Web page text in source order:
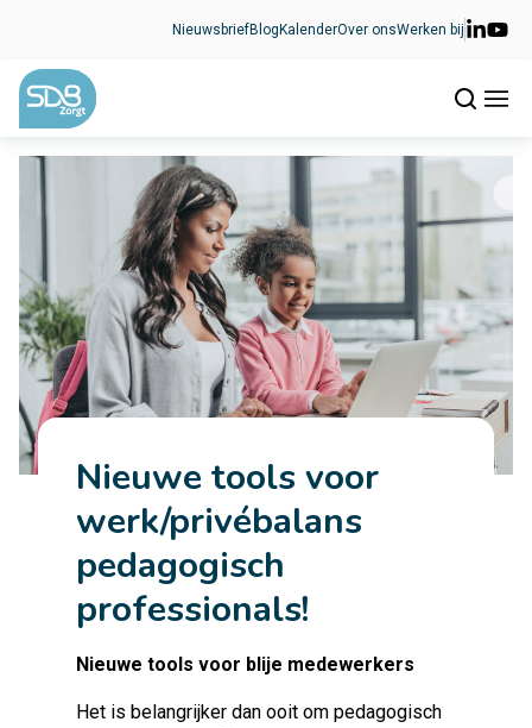
NieuwsbriefBlog KalenderOver onsWerken bij
Nieuwe tools voor
werk/privébalans
pedagogisch
professionals!
Nieuwe tools voor blije medewerkers
Het is belangrijker dan ooit om pedagogisch